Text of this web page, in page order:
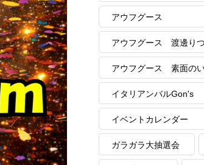
アウフグース
アウフグース 渡邊りつ
アウフグース 素面のい
イタリアンバルGon's
イベントカレンダー
ガラガラ大抽選会